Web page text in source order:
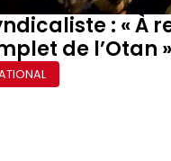
: « À
de l’Otan »